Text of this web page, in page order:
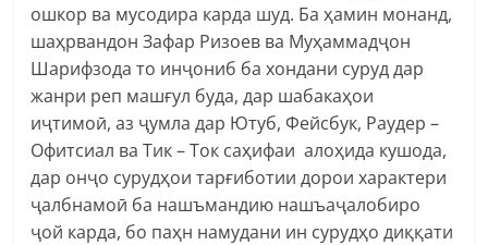
ошкор ва мусодира карда шуд. Ба ҳамин монанд,
шаҳрвандон Зафар Ризоев ва Муҳаммадҷон
Шарифзода то инҷониб ба хондани суруд дар
жанри реп машғул буда, дар шабакаҳои
иҷтимоӣ, аз ҷумла дар Ютуб, Фейсбук, Раудер –
Офитсиал ва Тик – Ток саҳифаи алоҳида кушода,
дар онҷо сурудҳои тарғиботии дорои характери
ҷалбнамоӣ ба нашъмандию нашъаҷалобиро
ҷой карда, бо паҳн намудани ин сурудҳо диққати